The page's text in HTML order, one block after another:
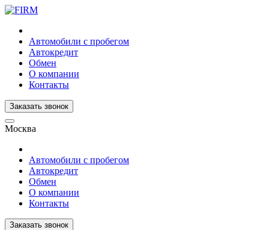
Автомобили с пробегом
Автокредит
Обмен
О компании
Контакты
Заказать звонок
Москва
Автомобили с пробегом
Автокредит
Обмен
О компании
Контакты
Заказать звонок